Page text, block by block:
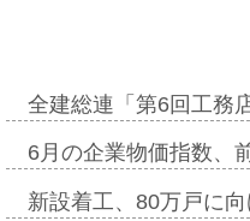
全建総連「第6回工務
6月の企業物価指数、
新設着工、80万戸に